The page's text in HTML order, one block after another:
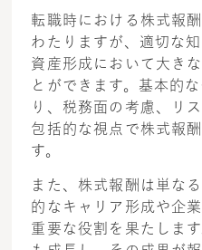
転職時における株式報
わたりますが、適切な
資産形成において大き
とができます。基本的
り、税務面の考慮、リ
包括的な視点で株式報
す。
また、株式報酬は単な
的なキャリア形成や企
重要な役割を果たしま